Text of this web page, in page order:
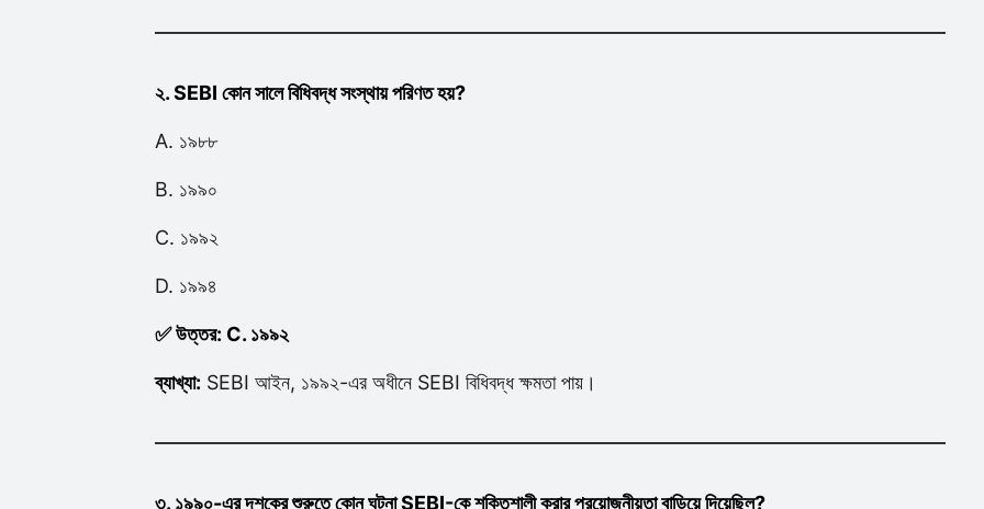
২. SEBI কোন সালে বিধিবদ্ধ সংস্থায় পরিণত হয়?
A. ১৯৮৮
B. ১৯৯০
C. ১৯৯২
D. ১৯৯৪
✅ উত্তর: C. ১৯৯২
ব্যাখ্যা: SEBI আইন, ১৯৯২-এর অধীনে SEBI বিধিবদ্ধ ক্ষমতা পায়।
৩. ১৯৯০-এর দশকের শুরুতে কোন ঘটনা SEBI-কে শক্তিশালী করার প্রয়োজনীয়তা বাড়িয়ে দিয়েছিল?